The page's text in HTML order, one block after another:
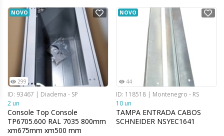
NOVO
299
ID: 93467 | Diadema - SP
2 un
Console Top Console
TP6705.600 RAL 7035 800mm
xm675mm xm500 mm
NOVO
44
ID: 118518 | Montenegro - RS
10 un
TAMPA ENTRADA CABOS
SCHNEIDER NSYEC1641